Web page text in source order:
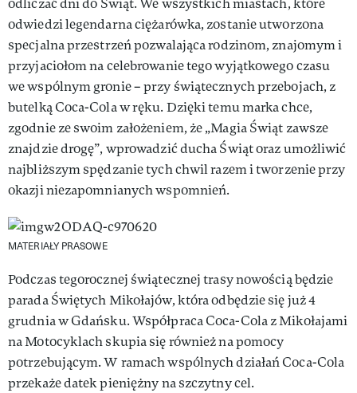
odliczać dni do Świąt. We wszystkich miastach, które
odwiedzi legendarna ciężarówka, zostanie utworzona
specjalna przestrzeń pozwalająca rodzinom, znajomym i
przyjaciołom na celebrowanie tego wyjątkowego czasu
we wspólnym gronie – przy świątecznych przebojach, z
butelką Coca-Cola w ręku. Dzięki temu marka chce,
zgodnie ze swoim założeniem, że „Magia Świąt zawsze
znajdzie drogę”, wprowadzić ducha Świąt oraz umożliwić
najbliższym spędzanie tych chwil razem i tworzenie przy
okazji niezapomnianych wspomnień.
MATERIAŁY PRASOWE
Podczas tegorocznej świątecznej trasy nowością będzie
parada Świętych Mikołajów, która odbędzie się już 4
grudnia w Gdańsku. Współpraca Coca-Cola z Mikołajami
na Motocyklach skupia się również na pomocy
potrzebującym. W ramach wspólnych działań Coca-Cola
przekaże datek pieniężny na szczytny cel.